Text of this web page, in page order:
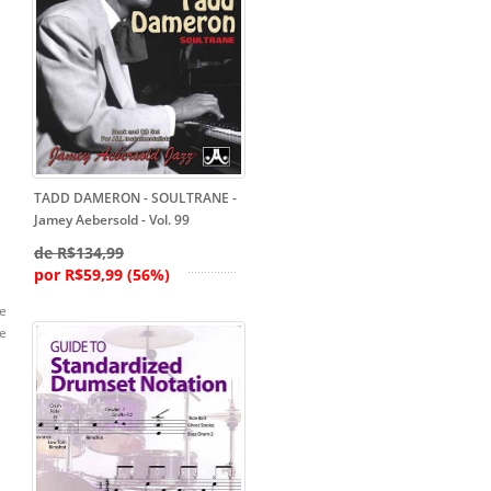
TADD DAMERON - SOULTRANE -
Jamey Aebersold - Vol. 99
de R$134,99
por R$59,99 (56%)